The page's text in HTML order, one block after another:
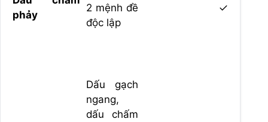
phảy
2 mệnh đề
độc lập
✓
Dấu gạch
ngang,
dấu chấm